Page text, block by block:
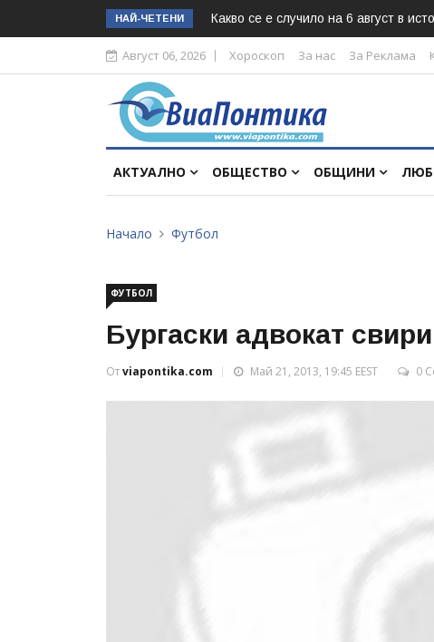
НАЙ-ЧЕТЕНИ Какво се е случило на 6 август в
Август 06, 2026 Хороскоп За нас За Реклама
АКТУАЛНО ОБЩЕСТВО ОБЩИНИ
Начало Футбол
ФУТБОЛ
Бургаски адвокат
Отviapontika.com Май 21, 2013, 19:45 EEST 0